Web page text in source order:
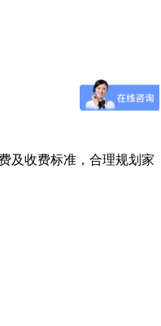
及收费标准，合理规划家